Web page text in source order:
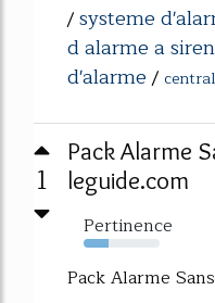
/systeme
d alarme a
d'alarme/
1
Pack Alarme
leguide.com
Pertinence
33%
Pack Alarme